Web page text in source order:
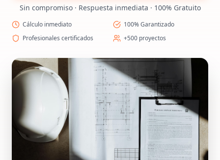
Sin compromiso · Respuesta inmediata · 100% Gratuito
Cálculo inmediato
100% Garantizado
Profesionales certificados
+500 proyectos